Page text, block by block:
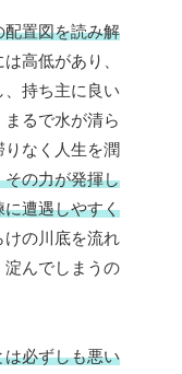
置図を読み解
高低があり、
持ち主に良い
るで水が清ら
なく人生を潤
の力が発揮し
遭遇しやすく
けの川底を流れ
淀んでしまうの
必ずしも悪い